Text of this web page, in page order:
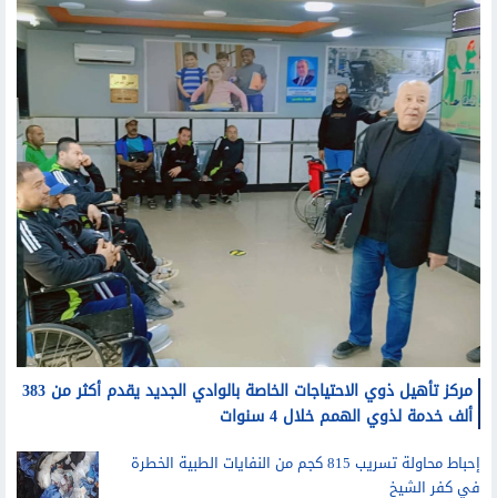
محافظات
مركز تأهيل ذوي الاحتياجات الخاصة بالوادي الجديد يقدم أكثر من 383